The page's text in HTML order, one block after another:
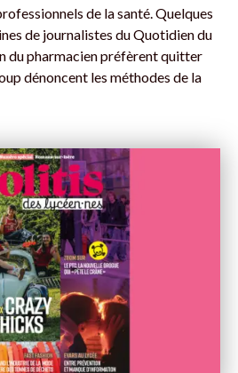
de la santé. Quelques
de journalistes du Quotidien du
du pharmacien préfèrent quitter
dénoncent les méthodes de la